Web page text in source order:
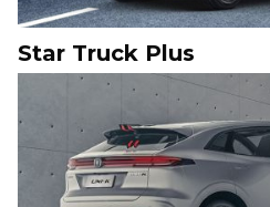
Star Truck Plus